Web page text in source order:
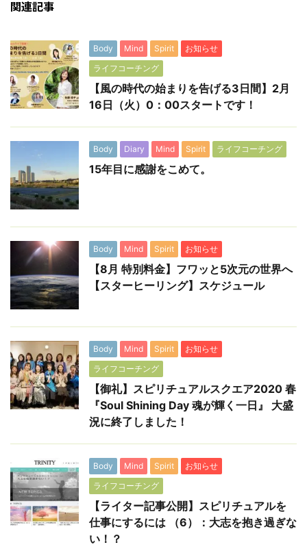
関連記事
Body Mind Spirit
お知らせ
ライフコーチング
【風の時代の始まりを告げる3日間】2月
16日（火）0：00スタートです！
Body Diary Mind Spirit ライフコーチング
15年目に感謝をこめて。
Body Mind Spirit お知らせ
【8月 特別料金】フワッと5次元の世界へ
【スターヒーリング】スケジュール
Body Mind Spirit
お知らせ
ライフコーチング
【御礼】スピリチュアルスクエア2020 春
『Soul Shining Day 魂が輝く一日』 大盛
況に終了しました！
Body Mind Spirit
お知らせ
ライフコーチング
【ライター記事公開】スピリチュアルを
仕事にするには （6）：大志を抱き過ぎな
い！？